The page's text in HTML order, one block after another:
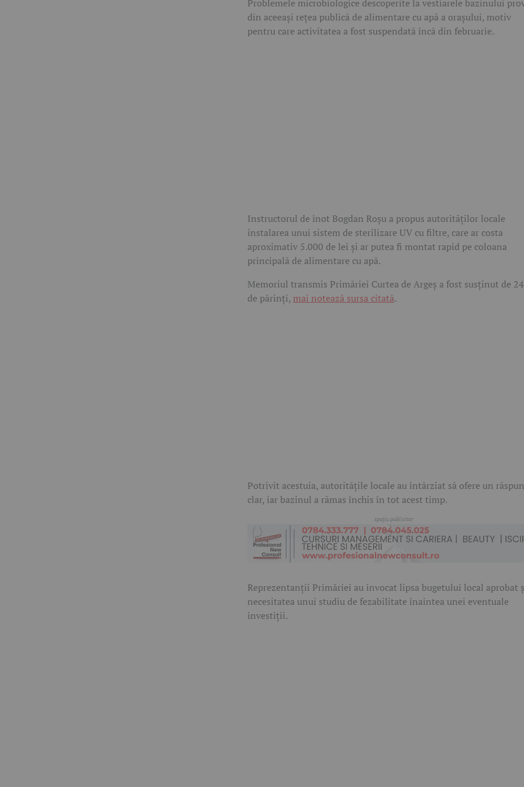
Problemele microbiologice descoperite la vestiarele bazinului
din aceeași rețea publică de alimentare cu apă a orașului, motiv
pentru care activitatea a fost suspendată încă din februarie.
Instructorul de înot Bogdan Roșu a propus autorităților locale
instalarea unui sistem de sterilizare UV cu filtre, care ar costa
aproximativ 5.000 de lei și ar putea fi montat rapid pe coloana
principală de alimentare cu apă.
Memoriul transmis Primăriei Curtea de Argeș a fost susținut de
de părinți, mai notează sursa citată.
Potrivit acestuia, autoritățile locale au întârziat să ofere un
clar, iar bazinul a rămas închis în tot acest timp.
Reprezentanții Primăriei au invocat lipsa bugetului local aprobat
necesitatea unui studiu de fezabilitate înaintea unei eventuale
investiții.